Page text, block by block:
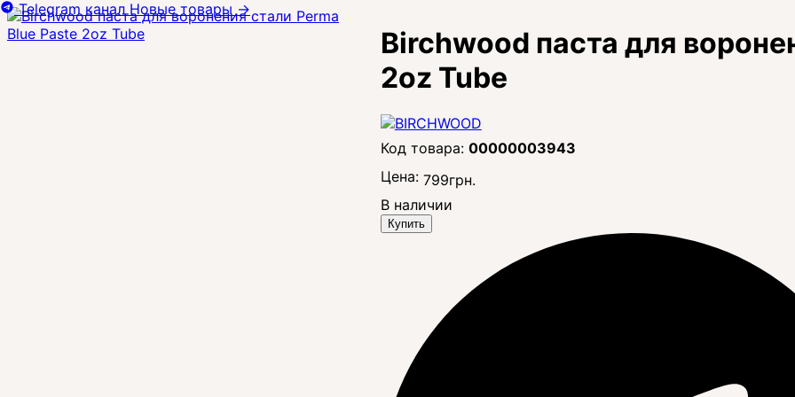
Birchwood паста для
2oz Tube
00000003943
Цена: 799грн.
В наличии
Купить
Telegram канал Новые товары→